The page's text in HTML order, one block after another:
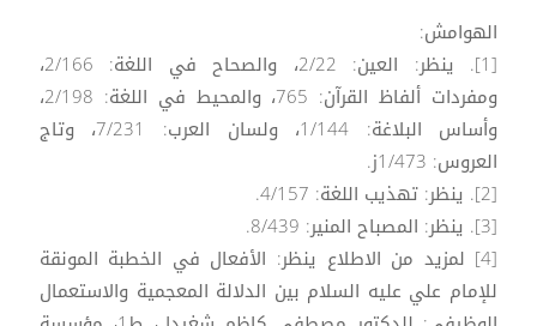
الهوامش:
[1]. ينظر: العين: 2/22، والصحاح في اللغة: 2/166،
ومفردات ألفاظ القرآن: 765، والمحيط في اللغة: 2/198،
وأساس البلاغة: 1/144، ولسان العرب: 7/231، وتاج
العروس: 1/473ز.
[2]. ينظر: تهذيب اللغة: 4/157.
[3]. ينظر: المصباح المنير: 8/439.
[4] لمزيد من الاطلاع ينظر: الأفعال في الخطبة المونقة
للإمام علي عليه السلام بين الدلالة المعجمية والاستعمال